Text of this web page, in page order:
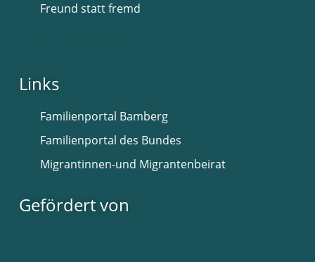
Freund statt fremd
Links
Familienportal Bamberg
Familienportal des Bundes
Migrantinnen-und Migrantenbeirat
Gefördert von